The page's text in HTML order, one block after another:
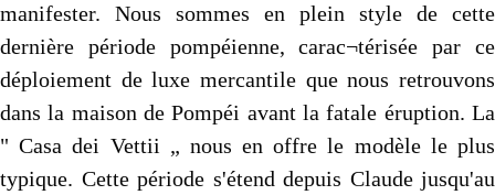
manifester. Nous sommes en plein style de cette
dernière période pompéienne, carac¬térisée par ce
déploiement de luxe mercantile que nous retrouvons
dans la maison de Pompéi avant la fatale éruption. La
" Casa dei Vettii „ nous en offre le modèle le plus
typique. Cette période s'étend depuis Claude jusqu'au